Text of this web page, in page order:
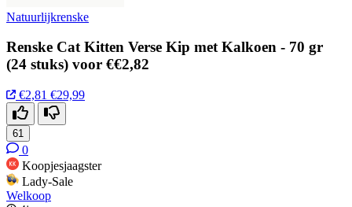
Natuurlijkrenske
Renske Cat Kitten Verse Kip met Kalkoen - 70 gr
(24 stuks) voor €€2,82
€2,81 €29,99
61
0
Koopjesjaagster
Lady-Sale
Welkoop